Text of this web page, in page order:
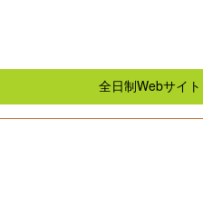
全日制Webサイト